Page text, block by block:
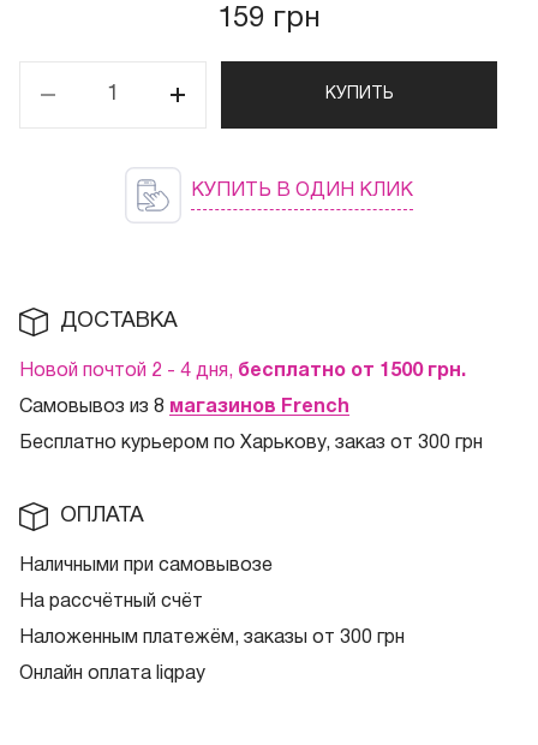
159 грн
КУПИТЬ
КУПИТЬ В ОДИН КЛИК
ДОСТАВКА
Новой почтой 2 - 4 дня, бесплатно от 1500 грн.
Самовывоз из 8 магазинов French
Бесплатно курьером по Харькову, заказ от 300 грн
ОПЛАТА
Наличными при самовывозе
На рассчётный счёт
Наложенным платежём, заказы от 300 грн
Онлайн оплата liqpay